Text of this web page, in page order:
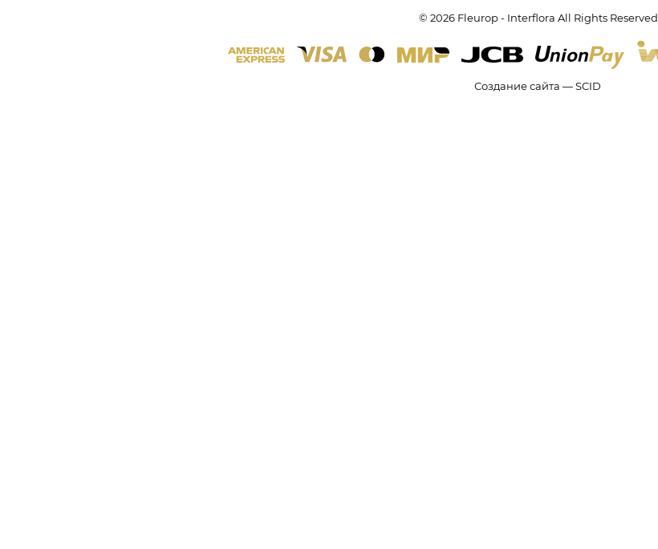
© 2026 Fleurop - Interflora All Rights Reserved
Создание сайта — SCID